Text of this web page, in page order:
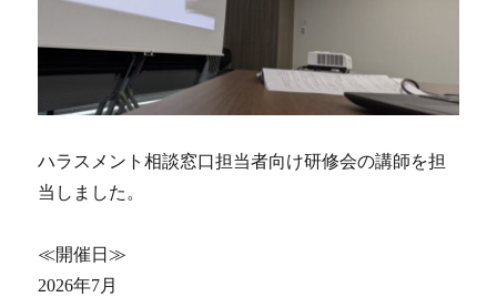
ハラスメント相談窓口担当者向け研修会の講師を担
当しました。
≪開催日≫
2026年7月